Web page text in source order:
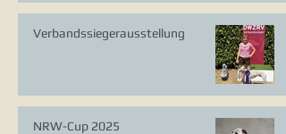
Verbandssiegerausstellung
NRW-Cup 2025